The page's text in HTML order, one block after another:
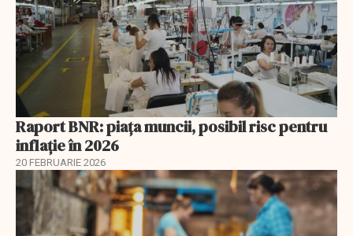
Raport BNR: piața muncii, posibil risc pentru
inflație în 2026
20 FEBRUARIE 2026